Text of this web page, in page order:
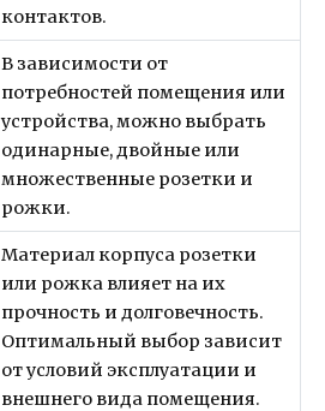
контактов.
В зависимости от
потребностей помещения или
устройства, можно выбрать
одинарные, двойные или
множественные розетки и
рожки.
Материал корпуса розетки
или рожка влияет на их
прочность и долговечность.
Оптимальный выбор зависит
от условий эксплуатации и
внешнего вида помещения.